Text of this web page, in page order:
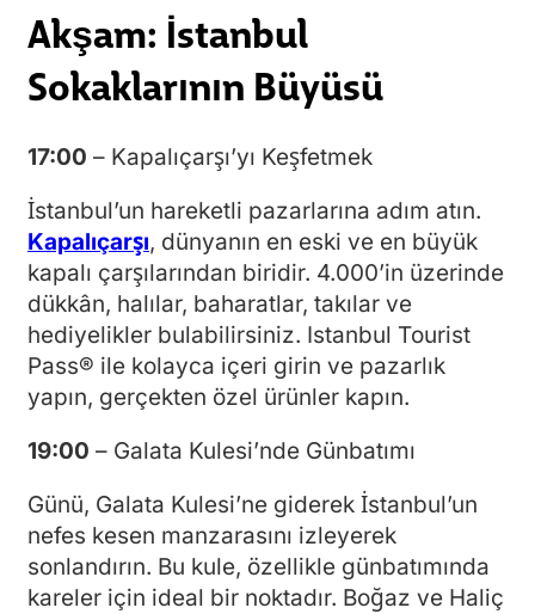
Akşam: İstanbul
Sokaklarının Büyüsü
17:00 – Kapalıçarşı’yı Keşfetmek
İstanbul’un hareketli pazarlarına adım atın.
Kapalıçarşı, dünyanın en eski ve en büyük
kapalı çarşılarından biridir. 4.000’in üzerinde
dükkân, halılar, baharatlar, takılar ve
hediyelikler bulabilirsiniz. Istanbul Tourist
Pass® ile kolayca içeri girin ve pazarlık
yapın, gerçekten özel ürünler kapın.
19:00 – Galata Kulesi’nde Günbatımı
Günü, Galata Kulesi’ne giderek İstanbul’un
nefes kesen manzarasını izleyerek
sonlandırın. Bu kule, özellikle günbatımında
kareler için ideal bir noktadır. Boğaz ve Haliç